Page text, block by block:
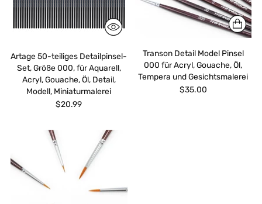
Artage 50-teiliges Detailpinsel-
Set, Größe 000, für Aquarell,
Acryl, Gouache, Öl, Detail,
Modell, Miniaturmalerei
$20.99
Transon Detail Model Pinsel
000 für Acryl, Gouache, Öl,
Tempera und Gesichtsmalerei
$35.00